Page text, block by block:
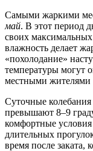
Самыми жаркими
май. В этот период
своих
влажность делает
«похолодание»
температуры могут
местными жителями
Суточные
превышают 8–9
комфортные
длительных
время после заката,